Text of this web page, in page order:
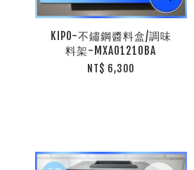
KIPO-不鏽鋼醬料盒/調味
料架-MXA01210BA
NT$ 6,300